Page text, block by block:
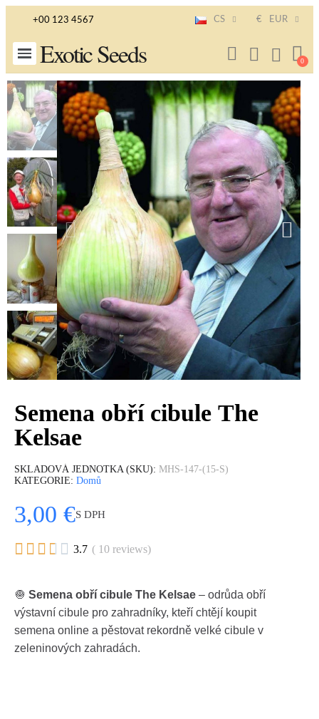
+00 123 4567 CS € EUR
Exotic Seeds
Semena obří cibule The
Kelsae
SKLADOVÁ JEDNOTKA (SKU)
MHS-147-(15-S)
KATEGORIE Domů
3,00 €S DPH
     3.7 ( 10 reviews)
🧅 Semena obří cibule The Kelsae – odrůda obří
výstavní cibule pro zahradníky, kteří chtějí koupit
semena online a pěstovat rekordně velké cibule v
zeleninových zahradách.